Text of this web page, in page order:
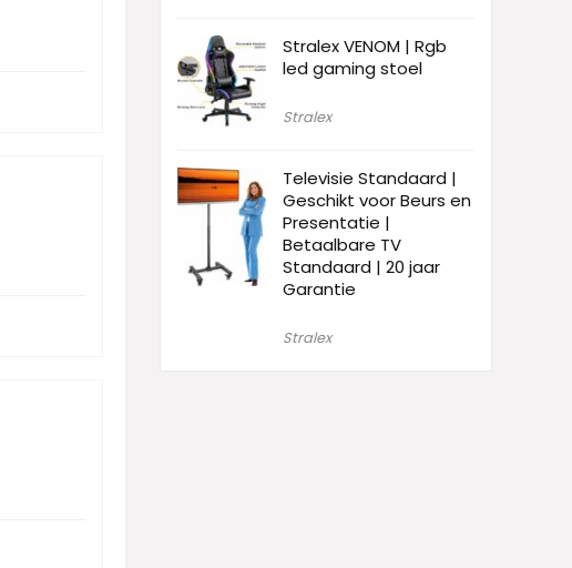
Stralex VENOM | Rgb
led gaming stoel
Stralex
Televisie Standaard |
Geschikt voor Beurs en
Presentatie |
Betaalbare TV
Standaard | 20 jaar
Garantie
Stralex